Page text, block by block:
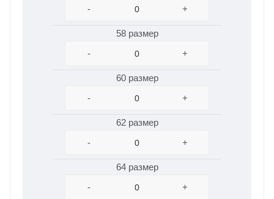
-
+
58 размер
-
+
60 размер
-
+
62 размер
-
+
64 размер
-
+